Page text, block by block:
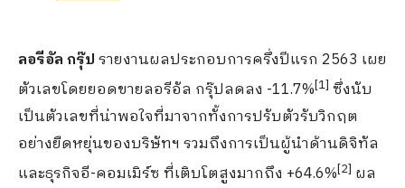
ลอรีอัล กรุ๊ปรายงานผลประกอบการครึ่งปีแรก 2563 เผย
ตัวเลขโดยยอดขายลอรีอัล กรุ๊ปลดลง -11.7%[1] ซึ่งนับ
เป็นตัวเลขที่น่าพอใจที่มาจากทั้งการปรับตัวรับวิกฤต
อย่างยืดหยุ่นของบริษัทฯ รวมถึงการเป็นผู้นำด้านดิจิทัล
และธุรกิจอี-คอมเมิร์ซ ที่เติบโตสูงมากถึง +64.6%[2] ผล